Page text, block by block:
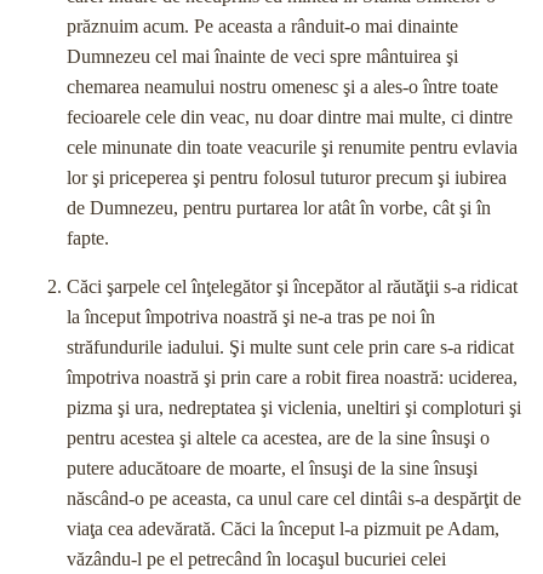
prăznuim acum. Pe aceasta a rânduit-o mai dinainte
Dumnezeu cel mai înainte de veci spre mântuirea şi
chemarea neamului nostru omenesc şi a ales-o între toate
fecioarele cele din veac, nu doar dintre mai multe, ci dintre
cele minunate din toate veacurile şi renumite pentru evlavia
lor şi priceperea şi pentru folosul tuturor precum şi iubirea
de Dumnezeu, pentru purtarea lor atât în vorbe, cât şi în
fapte.
Căci şarpele cel înţelegător şi începător al răutăţii s-a ridicat
la început împotriva noastră şi ne-a tras pe noi în
străfundurile iadului. Şi multe sunt cele prin care s-a ridicat
împotriva noastră şi prin care a robit firea noastră: uciderea,
pizma şi ura, nedreptatea şi viclenia, uneltiri şi comploturi şi
pentru acestea şi altele ca acestea, are de la sine însuşi o
putere aducătoare de moarte, el însuşi de la sine însuşi
născând-o pe aceasta, ca unul care cel dintâi s-a despărţit de
viaţa cea adevărată. Căci la început l-a pizmuit pe Adam,
văzându-l pe el petrecând în locaşul bucuriei celei